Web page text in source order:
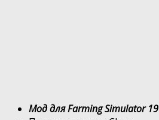
Мод для Farming Simulator 19